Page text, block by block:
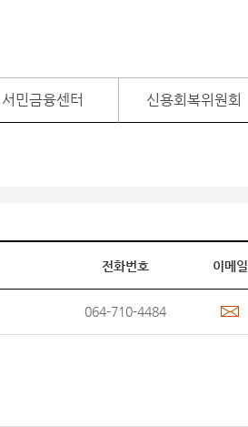
서민금융센터 신용회복위원회
전화번호 이메일
064-710-4484